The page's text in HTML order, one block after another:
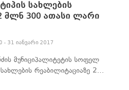
სახლების
მლნ 300 ათასი ლარი
- 31 იანვარი 2017
მუნიციპალიტეტის სოფელ
რეაბილიტაციაზე 2…